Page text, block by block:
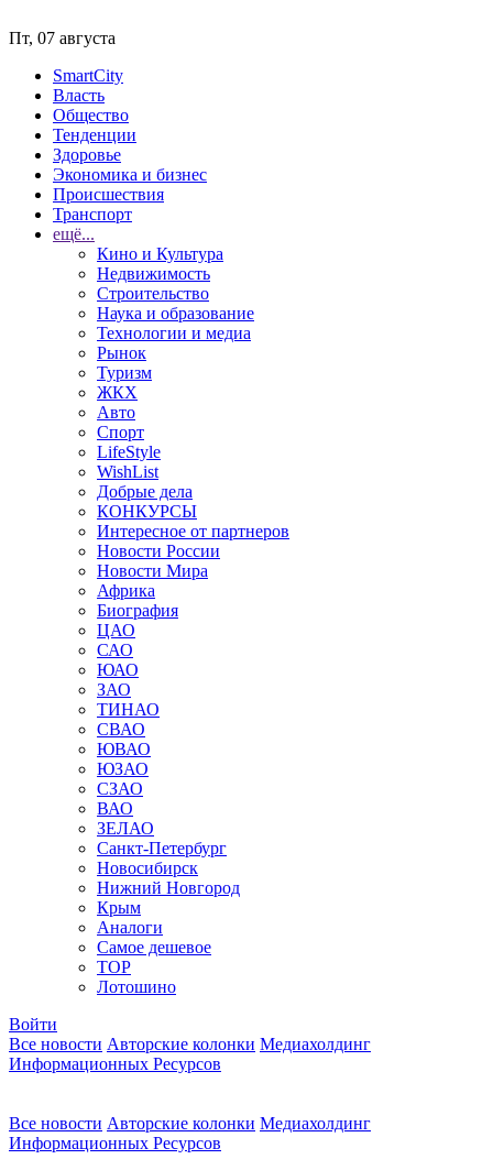
Пт, 07 августа
SmartCity
Власть
Общество
Тенденции
Здоровье
Экономика и бизнес
Происшествия
Транспорт
ещё...
Кино и Культура
Недвижимость
Строительство
Наука и образование
Технологии и медиа
Рынок
Туризм
ЖКХ
Авто
Спорт
LifeStyle
WishList
Добрые дела
КОНКУРСЫ
Интересное от партнеров
Новости России
Новости Мира
Африка
Биография
ЦАО
САО
ЮАО
ЗАО
ТИНАО
СВАО
ЮВАО
ЮЗАО
СЗАО
ВАО
ЗЕЛАО
Санкт-Петербург
Новосибирск
Нижний Новгород
Крым
Аналоги
Самое дешевое
TOP
Лотошино
Войти
Все новости Авторские колонки Медиахолдинг
Информационных Ресурсов
Все новости Авторские колонки Медиахолдинг
Информационных Ресурсов